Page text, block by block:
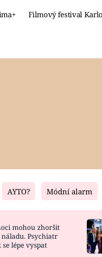
Filmový festival
Living
ZAHRADA
DESIGN
AYTO? Módní alarm
mohou zhoršit
Psychiatr
lépe vyspat